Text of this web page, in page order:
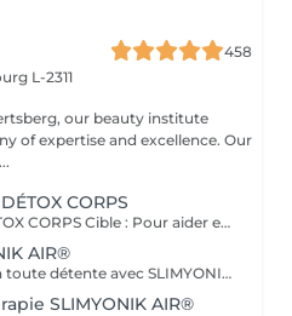
458
L-2311
our beauty institute
expertise and excellence. Our
CORPS
SOIN ENDERMOLOGIE® DÉTOX CORPS Cible : Pour aider et soulager toutes les personnes souffrant des symptômes de jambes lourdes, de sensation de gonflement, de lourdeur, de douleur. Actions : * Réactive les fonctions d'élimination de l'organisme * Active les échanges circulatoires * Elimine et draine les toxines * Stimule la circulation lymphatique Plus : Ce traitement est également conseillé pour les femmes enceintes. En complément du traitement, vous bénéficierez d'un massage manuel avec un Baume effet glacé.
AIR®
Prenez les choses en main en toute détente avec SLIMYONIK® AIR. Le Bodystyler avec massages de pressothérapie assistés par ordinateur et inhalation d'oxygène active en douceur le système lymphatique, stimule le métabolisme et augmente le flux sanguin vers la peau et les tissus adipeux.
SLIMYONIK AIR®